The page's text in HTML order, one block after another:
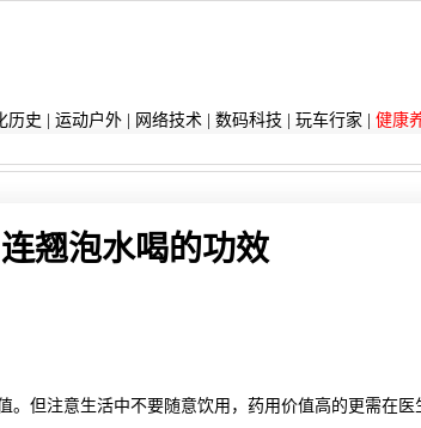
历史 运动户外| 网络技术| 数码科技 玩车行家 健康
连翘泡水喝的功效
。但注意生活中不要随意饮用，药用价值高的更需在